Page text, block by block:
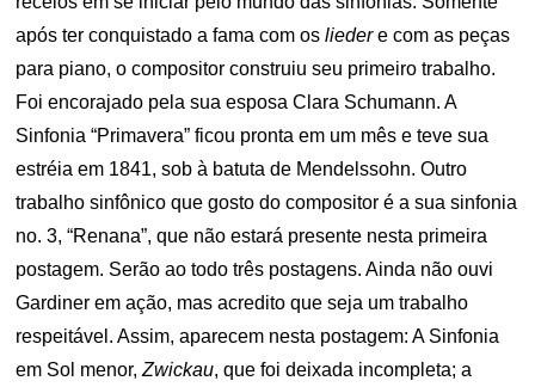
após ter conquistado a fama com osliedere com as peças
para piano, o compositor construiu seu primeiro trabalho.
Foi encorajado pela sua esposa Clara Schumann. A
Sinfonia “Primavera” ficou pronta em um mês e teve sua
estréia em 1841, sob à batuta de Mendelssohn. Outro
trabalho sinfônico que gosto do compositor é a sua sinfonia
no. 3, “Renana”, que não estará presente nesta primeira
postagem. Serão ao todo três postagens. Ainda não ouvi
Gardiner em ação, mas acredito que seja um trabalho
respeitável. Assim, aparecem nesta postagem: A Sinfonia
em Sol menor,Zwickau, que foi deixada incompleta; a